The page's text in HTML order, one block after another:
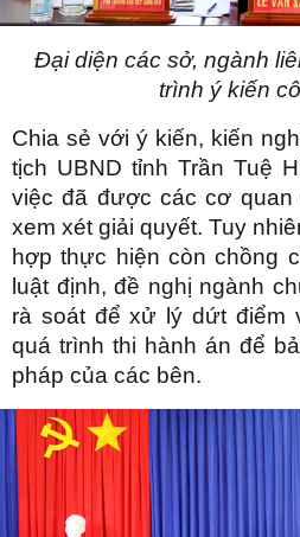
Đại diện các sở, ngành
trình ý kiến
Chia sẻ với ý kiến, kiến
tịch UBND tỉnh Trần Tuệ
việc đã được các cơ quan
xem xét giải quyết. Tuy
hợp thực hiện còn chồng
luật định, đề nghị ngành
rà soát để xử lý dứt điểm
quá trình thi hành án để
pháp của các bên.